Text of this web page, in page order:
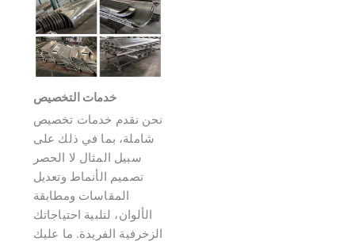
خدمات التخصيص
نحن نقدم خدمات تخصيص
شاملة، بما في ذلك على
سبيل المثال لا الحصر
تصميم الأنماط وتعديل
المقاسات ومطابقة
الألوان، لتلبية احتياجاتك
الزخرفية الفريدة. ما عليك